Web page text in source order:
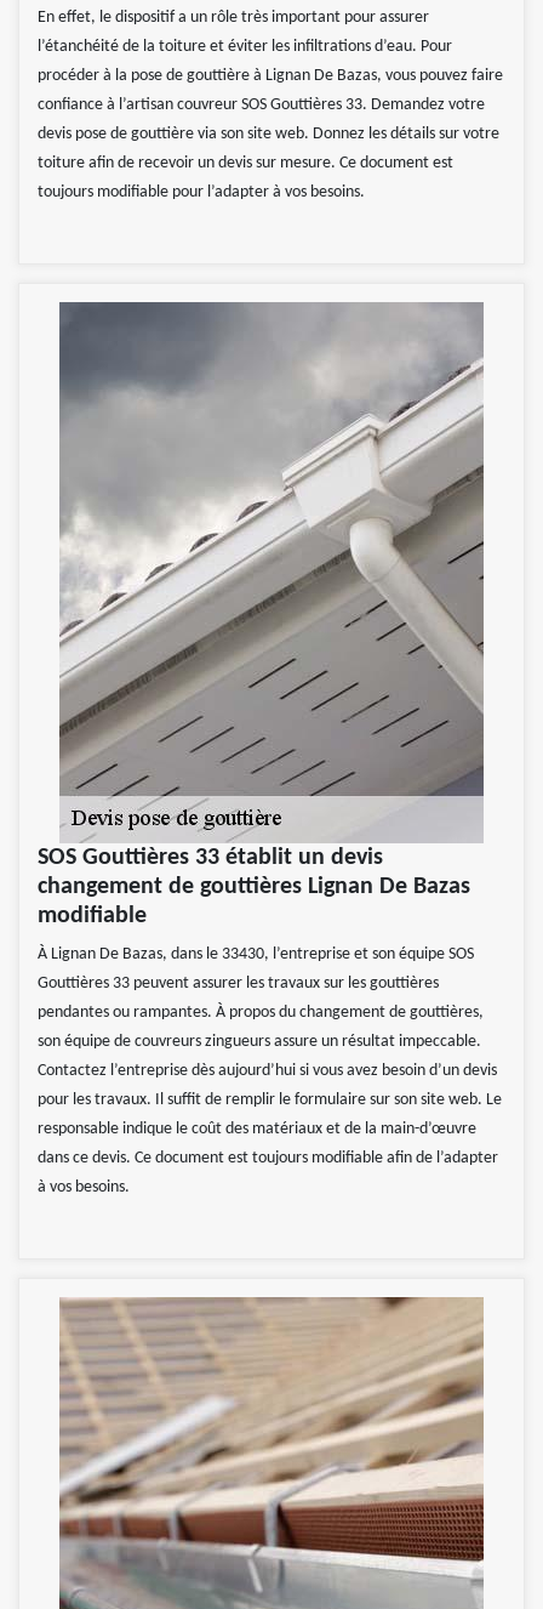
En effet, le dispositif a un rôle très important pour assurer
l’étanchéité de la toiture et éviter les infiltrations d’eau. Pour
procéder à la pose de gouttière à Lignan De Bazas, vous pouvez faire
confiance à l’artisan couvreur SOS Gouttières 33. Demandez votre
devis pose de gouttière via son site web. Donnez les détails sur votre
toiture afin de recevoir un devis sur mesure. Ce document est
toujours modifiable pour l’adapter à vos besoins.
SOS Gouttières 33 établit un devis
changement de gouttières Lignan De Bazas
modifiable
À Lignan De Bazas, dans le 33430, l’entreprise et son équipe SOS
Gouttières 33 peuvent assurer les travaux sur les gouttières
pendantes ou rampantes. À propos du changement de gouttières,
son équipe de couvreurs zingueurs assure un résultat impeccable.
Contactez l’entreprise dès aujourd’hui si vous avez besoin d’un devis
pour les travaux. Il suffit de remplir le formulaire sur son site web. Le
responsable indique le coût des matériaux et de la main-d’œuvre
dans ce devis. Ce document est toujours modifiable afin de l’adapter
à vos besoins.